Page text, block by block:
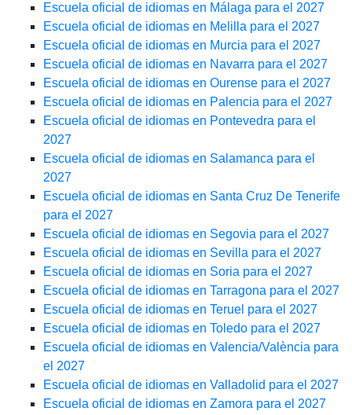
Escuela oficial de idiomas en Málaga para el 2027
Escuela oficial de idiomas en Melilla para el 2027
Escuela oficial de idiomas en Murcia para el 2027
Escuela oficial de idiomas en Navarra para el 2027
Escuela oficial de idiomas en Ourense para el 2027
Escuela oficial de idiomas en Palencia para el 2027
Escuela oficial de idiomas en Pontevedra para el
2027
Escuela oficial de idiomas en Salamanca para el
2027
Escuela oficial de idiomas en Santa Cruz De Tenerife
para el 2027
Escuela oficial de idiomas en Segovia para el 2027
Escuela oficial de idiomas en Sevilla para el 2027
Escuela oficial de idiomas en Soria para el 2027
Escuela oficial de idiomas en Tarragona para el 2027
Escuela oficial de idiomas en Teruel para el 2027
Escuela oficial de idiomas en Toledo para el 2027
Escuela oficial de idiomas en Valencia/València para
el 2027
Escuela oficial de idiomas en Valladolid para el 2027
Escuela oficial de idiomas en Zamora para el 2027